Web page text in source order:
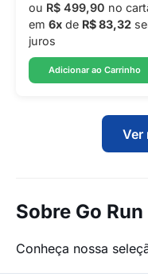
ou R$ 499,90 no
em 6x de R$ 83,32
juros
Adicionar ao Carrinho
Ver
Sobre Go Run
Conheça nossa